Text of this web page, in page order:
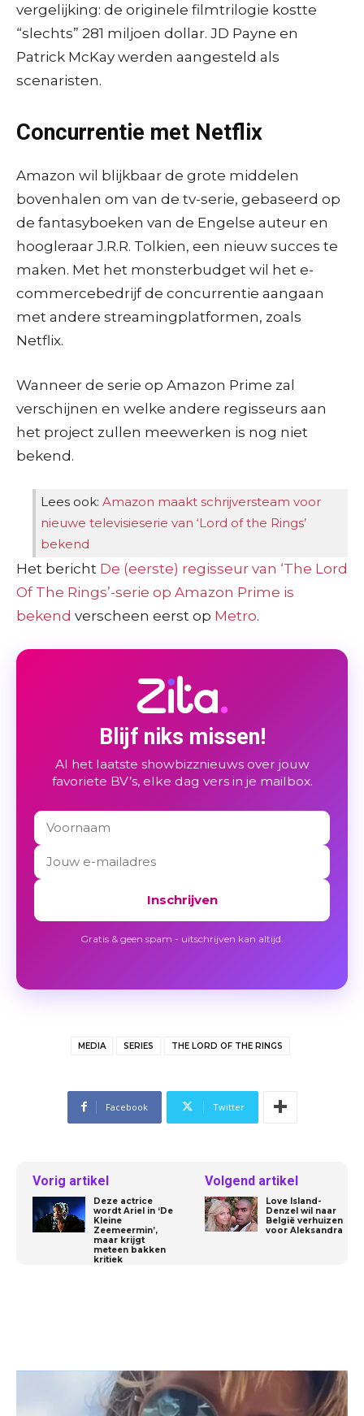
vergelijking: de originele filmtrilogie kostte
“slechts” 281 miljoen dollar. JD Payne en
Patrick McKay werden aangesteld als
scenaristen.
Concurrentie met Netflix
Amazon wil blijkbaar de grote middelen
bovenhalen om van de tv-serie, gebaseerd op
de fantasyboeken van de Engelse auteur en
hoogleraar J.R.R. Tolkien, een nieuw succes te
maken. Met het monsterbudget wil het e-
commercebedrijf de concurrentie aangaan
met andere streamingplatformen, zoals
Netflix.
Wanneer de serie op Amazon Prime zal
verschijnen en welke andere regisseurs aan
het project zullen meewerken is nog niet
bekend.
Lees ook: Amazon maakt schrijversteam voor
nieuwe televisieserie van ‘Lord of the Rings’
bekend
Het bericht De (eerste) regisseur van ‘The Lord
Of The Rings’-serie op Amazon Prime is
bekend verscheen eerst op Metro.
Blijf niks missen!
Al het laatste showbizznieuws over jouw
favoriete BV’s, elke dag vers in je mailbox.
Inschrijven
Gratis & geen spam - uitschrijven kan altijd.
MEDIA SERIES THE LORD OF THE RINGS
Facebook Twitter
Vorig artikel
Deze actrice
wordt Ariel in ‘De
Kleine
Zeemeermin’,
maar krijgt
meteen bakken
kritiek
Volgend artikel
Love Island-
Denzel wil naar
België verhuizen
voor Aleksandra